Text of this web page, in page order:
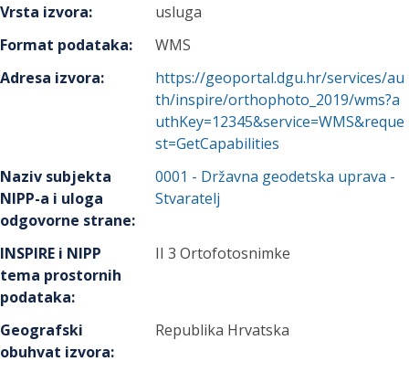
Vrsta izvora:
usluga
Format podataka:
WMS
Adresa izvora:
https://geoportal.dgu.hr/services/au
th/inspire/orthophoto_2019/wms?a
uthKey=12345&service=WMS&reque
st=GetCapabilities
Naziv subjekta
NIPP-a i uloga
odgovorne strane:
0001 - Državna geodetska uprava -
Stvaratelj
INSPIRE i NIPP
tema prostornih
podataka:
II 3 Ortofotosnimke
Geografski
obuhvat izvora:
Republika Hrvatska